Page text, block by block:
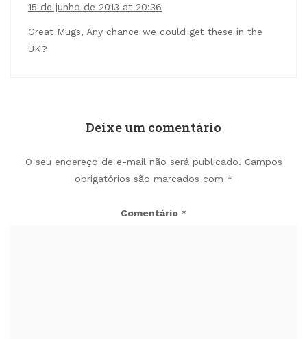
15 de junho de 2013 at 20:36
Great Mugs, Any chance we could get these in the
UK?
Deixe um comentário
O seu endereço de e-mail não será publicado. Campos
obrigatórios são marcados com *
Comentário *